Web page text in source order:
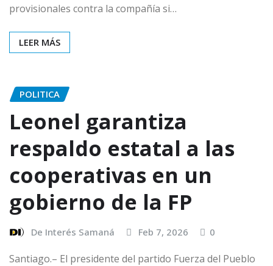
provisionales contra la compañía si…
LEER MÁS
POLITICA
Leonel garantiza
respaldo estatal a las
cooperativas en un
gobierno de la FP
De Interés Samaná Feb 7, 2026 0
Santiago.– El presidente del partido Fuerza del Pueblo